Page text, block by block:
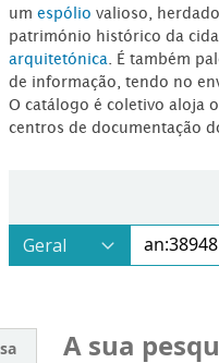
um espólio valioso,
património histórico da
arquitetónica . É também
de informação, tendo no
O catálogo é coletivo aloja
centros de documentação
A sua